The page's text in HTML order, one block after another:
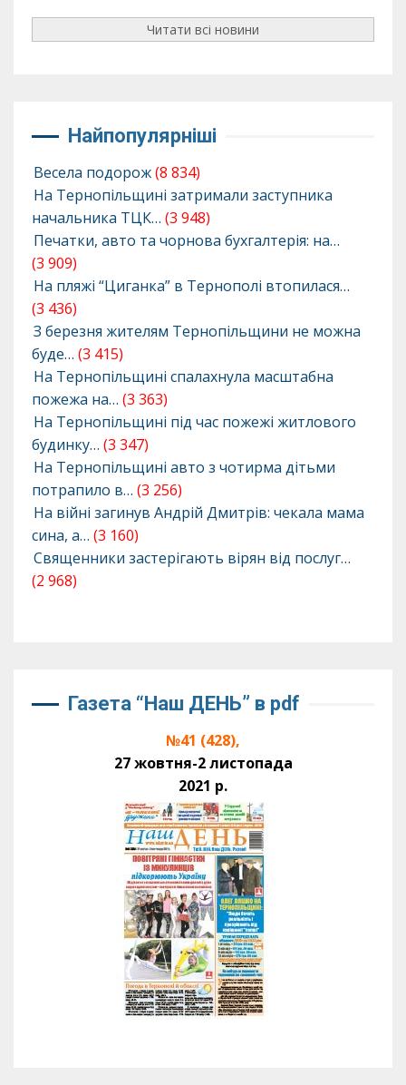
Читати всі новини
Найпопулярніші
Весела подорож(8 834)
На Тернопільщині затримали заступника
начальника ТЦК… (3 948)
Печатки, авто та чорнова бухгалтерія: на…
(3 909)
На пляжі “Циганка” в Тернополі втопилася…
(3 436)
З березня жителям Тернопільщини не можна
буде… (3 415)
На Тернопільщині спалахнула масштабна
пожежа на… (3 363)
На Тернопільщині під час пожежі житлового
будинку… (3 347)
На Тернопільщині авто з чотирма дітьми
потрапило в… (3 256)
На війні загинув Андрій Дмитрів: чекала мама
сина, а… (3 160)
Священники застерігають вірян від послуг…
(2 968)
Газета “Наш ДЕНЬ” в pdf
№41 (428),
27 жовтня-2 листопада
2021 р.